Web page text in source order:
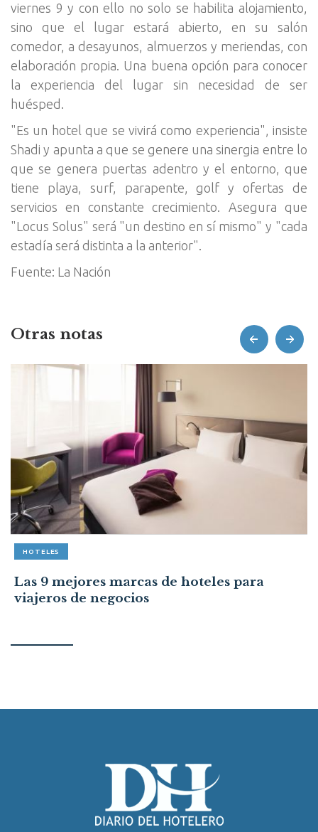
viernes 9 y con ello no solo se habilita alojamiento,
sino que el lugar estará abierto, en su salón
comedor, a desayunos, almuerzos y meriendas, con
elaboración propia. Una buena opción para conocer
la experiencia del lugar sin necesidad de ser
huésped.
"Es un hotel que se vivirá como experiencia", insiste
Shadi y apunta a que se genere una sinergia entre lo
que se genera puertas adentro y el entorno, que
tiene playa, surf, parapente, golf y ofertas de
servicios en constante crecimiento. Asegura que
"Locus Solus" será "un destino en sí mismo" y "cada
estadía será distinta a la anterior".
Fuente: La Nación
Otras notas
HOTELES
Las 9 mejores marcas de hoteles para
viajeros de negocios
prev next